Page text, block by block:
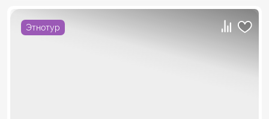
Этнотур